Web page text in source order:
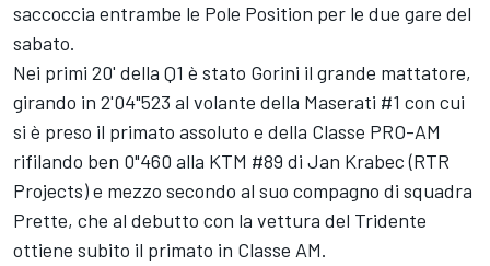
saccoccia entrambe le Pole Position per le due gare del
sabato.
Nei primi 20' della Q1 è stato Gorini il grande mattatore,
girando in 2'04"523 al volante della Maserati #1 con cui
si è preso il primato assoluto e della Classe PRO-AM
rifilando ben 0"460 alla KTM #89 di Jan Krabec (RTR
Projects) e mezzo secondo al suo compagno di squadra
Prette, che al debutto con la vettura del Tridente
ottiene subito il primato in Classe AM.